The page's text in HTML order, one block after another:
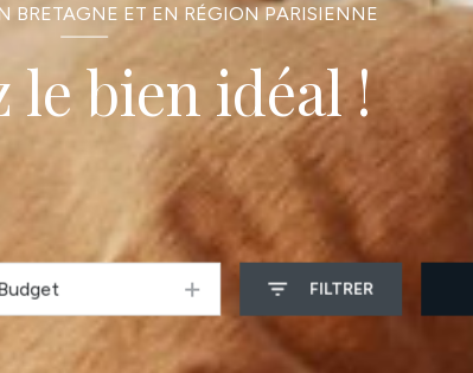
BRETAGNE ET EN RÉGION PARISIENNE
le bien idéal !
FILTRER